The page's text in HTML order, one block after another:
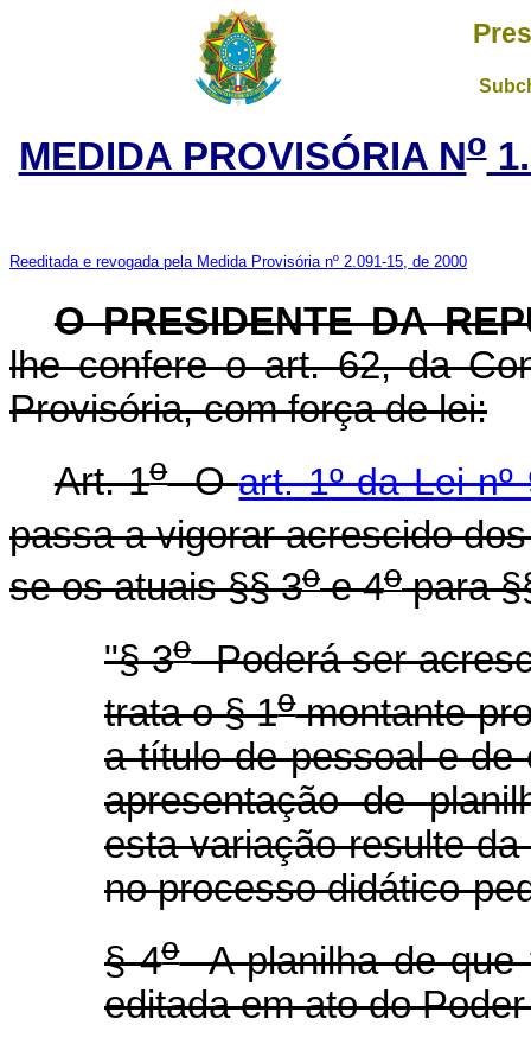
MEDIDA PROVISÓRIA No
Reeditada e revogada pela Medida Provisória nº 2.091-15, de 2000
O PRESIDENTE DA
lhe confere o art. 62, da
Provisória, com força de lei:
Art. 1oOart. 1º da Lei
passa a vigorar acrescido
se os atuais §§ 3oe 4opara
"§ 3oPoderá ser
trata o § 1omontante
a título de pessoal e de
apresentação de
esta variação resulte
no processo didático-
§ 4oA planilha de que
editada em ato do